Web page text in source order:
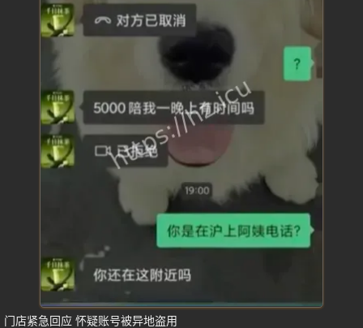
门店紧急回应 怀疑账号被异地盗用